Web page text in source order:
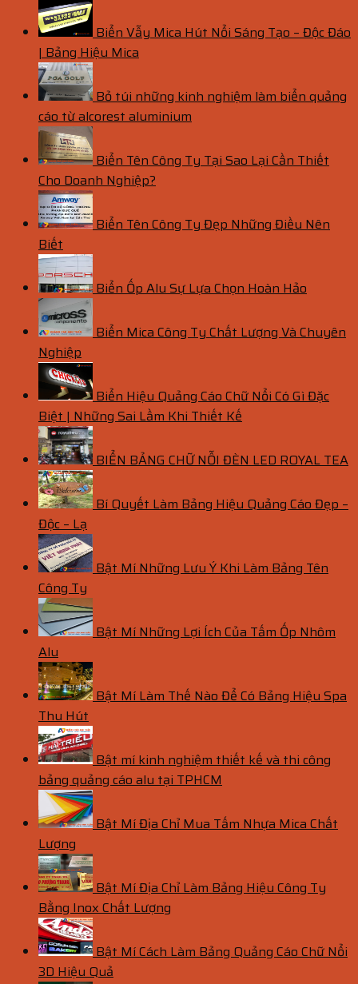
Biển Vẫy Mica Hút Nổi Sáng Tạo – Độc Đáo
| Bảng Hiệu Mica
Bỏ túi những kinh nghiệm làm biển quảng
cáo từ alcorest aluminium
Biển Tên Công Ty Tại Sao Lại Cần Thiết
Cho Doanh Nghiệp?
Biển Tên Công Ty Đẹp Những Điều Nên
Biết
Biển Ốp Alu Sự Lựa Chọn Hoàn Hảo
Biển Mica Công Ty Chất Lượng Và Chuyên
Nghiệp
Biển Hiệu Quảng Cáo Chữ Nổi Có Gì Đặc
Biệt | Những Sai Lầm Khi Thiết Kế
BIỂN BẢNG CHỮ NỖI ĐÈN LED ROYAL TEA
Bí Quyết Làm Bảng Hiệu Quảng Cáo Đẹp –
Độc – Lạ
Bật Mí Những Lưu Ý Khi Làm Bảng Tên
Công Ty
Bật Mí Những Lợi Ích Của Tấm Ốp Nhôm
Alu
Bật Mí Làm Thế Nào Để Có Bảng Hiệu Spa
Thu Hút
Bật mí kinh nghiệm thiết kế và thi công
bảng quảng cáo alu tại TPHCM
Bật Mí Địa Chỉ Mua Tấm Nhựa Mica Chất
Lượng
Bật Mí Địa Chỉ Làm Bảng Hiệu Công Ty
Bằng Inox Chất Lượng
Bật Mí Cách Làm Bảng Quảng Cáo Chữ Nổi
3D Hiệu Quả